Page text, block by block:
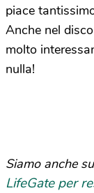
piace
Anche nel
molto
nulla!
Siamo anche
LifeGate per